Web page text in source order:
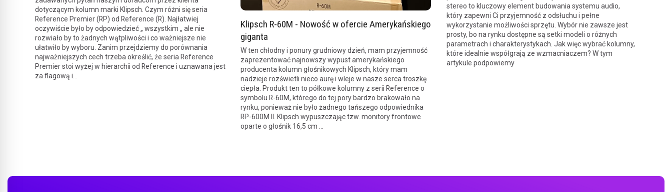
dotyczącym kolumn marki Klipsch. Czym różni się seria
Reference Premier (RP) od Reference (R). Najłatwiej
oczywiście było by odpowiedzieć „ wszystkim „ ale nie
rozwiało by to żadnych wątpliwości i co ważniejsze nie
ułatwiło by wyboru. Zanim przejdziemy do porównania
najważniejszych cech trzeba określić, że seria Reference
Premier stoi wyżej w hierarchii od Reference i uznawana jest
za flagową i...
Klipsch R-60M - Nowość w ofercie Amerykańskiego
giganta
W ten chłodny i ponury grudniowy dzień, mam przyjemność
zaprezentować najnowszy wypust amerykańskiego
producenta kolumn głośnikowych Klipsch, który mam
nadzieje rozświetli nieco aurę i wleje w nasze serca troszkę
ciepła. Produkt ten to półkowe kolumny z serii Reference o
symbolu R-60M, którego do tej pory bardzo brakowało na
rynku, ponieważ nie było żadnego tańszego odpowiednika
RP-600M II. Klipsch wypuszczając tzw. monitory frontowe
oparte o głośnik 16,5 cm ...
stereo to kluczowy element budowania systemu audio,
który zapewni Ci przyjemność z odsłuchu i pełne
wykorzystanie możliwości sprzętu. Wybór nie zawsze jest
prosty, bo na rynku dostępne są setki modeli o różnych
parametrach i charakterystykach. Jak więc wybrać kolumny,
które idealnie współgrają ze wzmacniaczem? W tym
artykule podpowiemy